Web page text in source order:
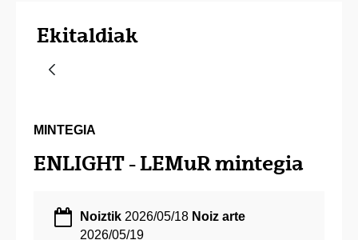
Ekitaldiak
MINTEGIA
ENLIGHT - LEMuR mintegia
Noiztik 2026/05/18 Noiz arte
2026/05/19